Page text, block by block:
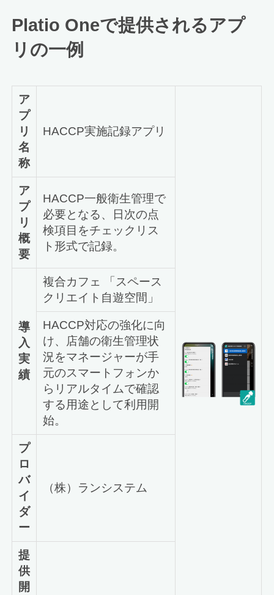
Platio Oneで提供されるアプ
リの一例
ア
プ
リ
名
称
HACCP実施記録アプリ
ア
プ
リ
概
要
HACCP一般衛生管理で
必要となる、日次の点
検項目をチェックリス
ト形式で記録。
導
入
実
績
複合カフェ 「スペース
クリエイト自遊空間」
HACCP対応の強化に向
け、店舗の衛生管理状
況をマネージャーが手
元のスマートフォンか
らリアルタイムで確認
する用途として利用開
始。
プ
ロ
バ
イ
ダ
ー
（株）ランシステム
提
供
開